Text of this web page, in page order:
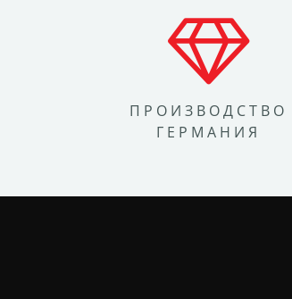
ПРОИЗВОДСТВО
ГЕРМАНИЯ